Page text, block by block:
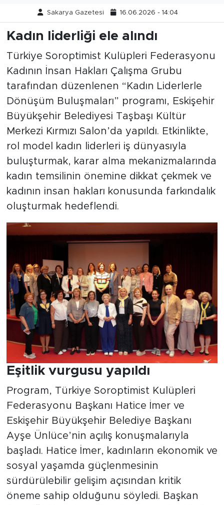
Sakarya Gazetesi 16.06.2026 - 14:04
Kadın liderliği ele alındı
Türkiye Soroptimist Kulüpleri Federasyonu
Kadının İnsan Hakları Çalışma Grubu
tarafından düzenlenen “Kadın Liderlerle
Dönüşüm Buluşmaları” programı, Eskişehir
Büyükşehir Belediyesi Taşbaşı Kültür
Merkezi Kırmızı Salon’da yapıldı. Etkinlikte,
rol model kadın liderleri iş dünyasıyla
buluşturmak, karar alma mekanizmalarında
kadın temsilinin önemine dikkat çekmek ve
kadının insan hakları konusunda farkındalık
oluşturmak hedeflendi.
Eşitlik vurgusu yapıldı
Program, Türkiye Soroptimist Kulüpleri
Federasyonu Başkanı Hatice İmer ve
Eskişehir Büyükşehir Belediye Başkanı
Ayşe Ünlüce’nin açılış konuşmalarıyla
başladı. Hatice İmer, kadınların ekonomik ve
sosyal yaşamda güçlenmesinin
sürdürülebilir gelişim açısından kritik
öneme sahip olduğunu söyledi. Başkan
Politika